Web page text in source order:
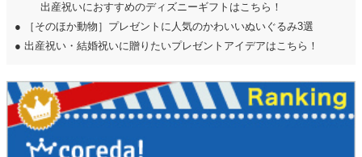
出産祝いにおすすめのディズニーギフトはこちら！
● ［そのほか動物］プレゼントに人気のかわいいぬいぐるみ3選
● 出産祝い・結婚祝いに贈りたいプレゼントアイデアはこちら！